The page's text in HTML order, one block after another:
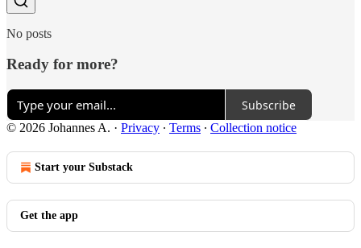
No posts
Ready for more?
Subscribe
© 2026 Johannes A. · Privacy ∙ Terms ∙ Collection notice
Start your Substack
Get the app